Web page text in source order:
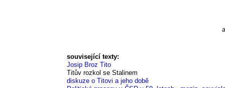
související texty:
Josip Broz Tito
Titův rozkol se Stalinem
diskuze o Titovi a jeho době